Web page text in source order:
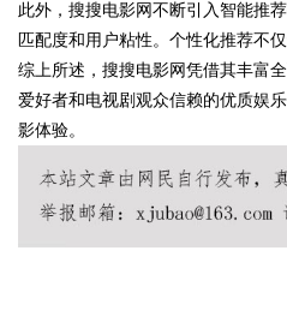
!
此外，搜搜电影网不断引入智能推
匹配度和用户粘性。个性化推荐不
综上所述，搜搜电影网凭借其丰富
爱好者和电视剧观众信赖的优质娱
影体验。